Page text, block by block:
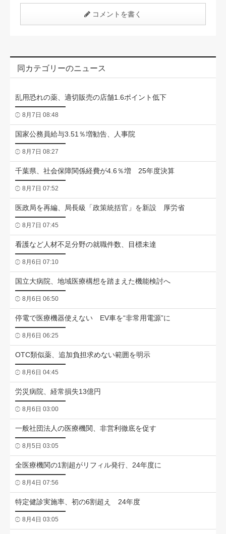
コメントを書く
同カテゴリーのニュース
乱用恐れの薬、適切販売の店舗1.6ポイント低下
8月7日 08:48
国家公務員給与3.51％増勧告、人事院
8月7日 08:27
千葉県、社会保障関係経費が4.6％増 25年度決算
8月7日 07:52
医政局を再編、局長級「政策統括官」を新設 厚労省
8月7日 07:45
看護など人材不足分野の就職件数、目標未達
8月6日 07:10
国立大病院、地域医療構想を踏まえた機能検討へ
8月6日 06:50
停電で医療機器使えない EV車を“非常用電源”に
8月6日 06:25
OTC類似薬、追加負担求めない範囲を明示
8月6日 04:45
労災病院、経常損失13億円
8月6日 03:00
一般社団法人の医療機関、非営利徹底を促す
8月5日 03:05
全医療機関の1割超がリフィル発行、24年度に
8月4日 07:56
特定健診実施率、初の6割超え 24年度
8月4日 03:05